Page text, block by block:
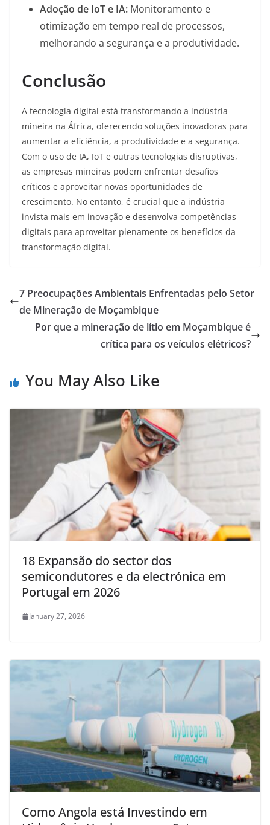
Adoção de IoT e IA: Monitoramento e
otimização em tempo real de processos,
melhorando a segurança e a produtividade.
Conclusão
A tecnologia digital está transformando a indústria
mineira na África, oferecendo soluções inovadoras para
aumentar a eficiência, a produtividade e a segurança.
Com o uso de IA, IoT e outras tecnologias disruptivas,
as empresas mineiras podem enfrentar desafios
críticos e aproveitar novas oportunidades de
crescimento. No entanto, é crucial que a indústria
invista mais em inovação e desenvolva competências
digitais para aproveitar plenamente os benefícios da
transformação digital.
7 Preocupações Ambientais Enfrentadas pelo Setor
de Mineração de Moçambique
Por que a mineração de lítio em Moçambique é
crítica para os veículos elétricos?
You May Also Like
18 Expansão do sector dos
semicondutores e da electrónica em
Portugal em 2026
January 27, 2026
Como Angola está Investindo em